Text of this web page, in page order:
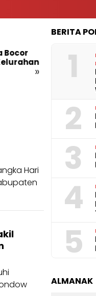
»
Bocor
Demi
Warga,
Bukaka
Galian
Hari
BERITA
1
2
3
4
5
ALMANAK